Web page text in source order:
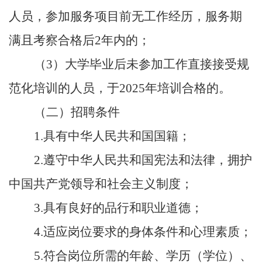
人员，参加服务项目前无工作经历，服务期
满且考察合格后2年内的；
（3）大学毕业后未参加工作直接接受规
范化培训的人员，于2025年培训合格的。
（二）招聘条件
1.具有中华人民共和国国籍；
2.遵守中华人民共和国宪法和法律，拥护
中国共产党领导和社会主义制度；
3.具有良好的品行和职业道德；
4.适应岗位要求的身体条件和心理素质；
5.符合岗位所需的年龄、学历（学位）、